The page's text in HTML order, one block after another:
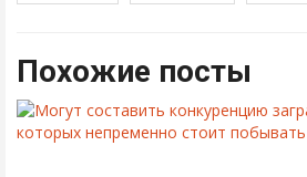
Похожие посты